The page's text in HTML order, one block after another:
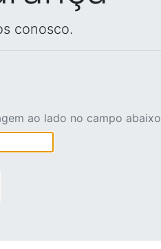
conosco.
ao lado no campo abaixo